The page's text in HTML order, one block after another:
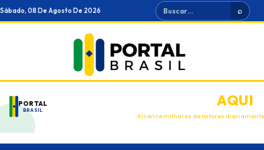
Ir
para
Sábado, 08 De Agosto De 2026 Buscar ⌕
PORTAL
BRASIL
ANUNCIEAQUI
Alcance milhares de leitores diariamente